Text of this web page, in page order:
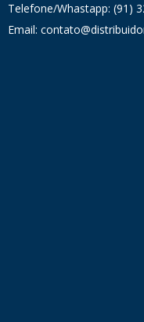
Telefone/Whastapp: (91)
Email: